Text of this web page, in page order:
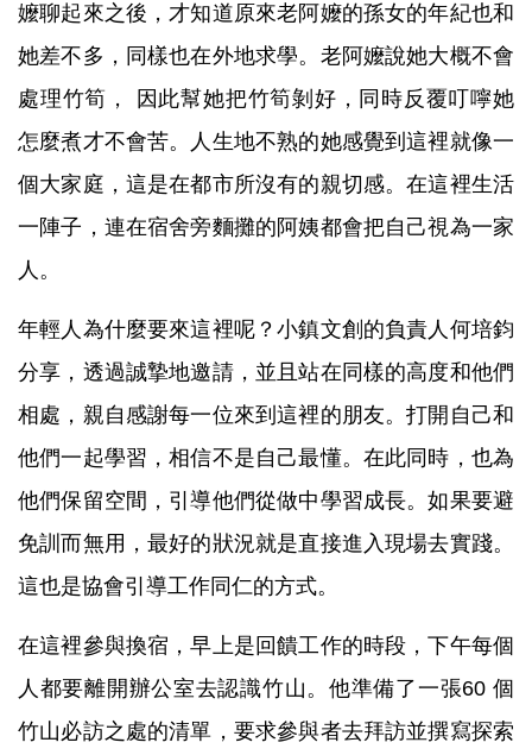
嬤聊起來之後，才知道原來老阿嬤的孫女的年紀也和
她差不多，同樣也在外地求學。老阿嬤說她大概不會
處理竹筍， 因此幫她把竹筍剝好，同時反覆叮嚀她
怎麼煮才不會苦。人生地不熟的她感覺到這裡就像一
個大家庭，這是在都市所沒有的親切感。在這裡生活
一陣子，連在宿舍旁麵攤的阿姨都會把自己視為一家
人。
年輕人為什麼要來這裡呢？小鎮文創的負責人何培鈞
分享，透過誠摯地邀請，並且站在同樣的高度和他們
相處，親自感謝每一位來到這裡的朋友。打開自己和
他們一起學習，相信不是自己最懂。在此同時，也為
他們保留空間，引導他們從做中學習成長。如果要避
免訓而無用，最好的狀況就是直接進入現場去實踐。
這也是協會引導工作同仁的方式。
在這裡參與換宿，早上是回饋工作的時段，下午每個
人都要離開辦公室去認識竹山。他準備了一張60 個
竹山必訪之處的清單，要求參與者去拜訪並撰寫探索